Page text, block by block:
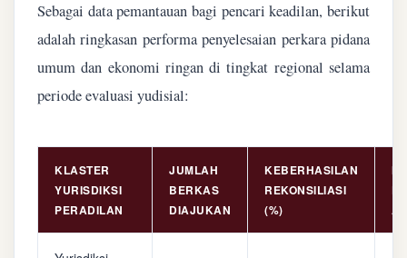
Sebagai data pemantauan bagi pencari keadilan, berikut
adalah ringkasan performa penyelesaian perkara pidana
umum dan ekonomi ringan di tingkat regional selama
periode evaluasi yudisial:
KLASTER
YURISDIKSI
PERADILAN
JUMLAH
BERKAS
DIAJUKAN
KEBERHASILAN
REKONSILIASI
(%)